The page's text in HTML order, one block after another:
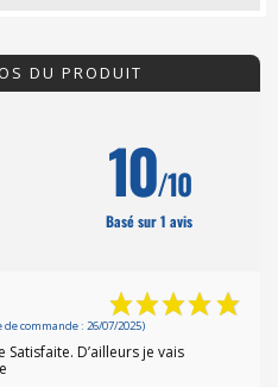
DU PRODUIT
10/10
Basé sur 1 avis
de commande : 26/07/2025)
D’ailleurs je vais